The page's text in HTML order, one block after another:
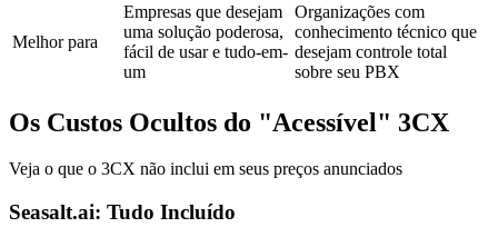
Melhor para
Empresas que desejam
uma solução poderosa,
fácil de usar e tudo-em-
um
Organizações com
conhecimento técnico que
desejam controle total
sobre seu PBX
Os Custos Ocultos do "Acessível" 3CX
Veja o que o 3CX não inclui em seus preços anunciados
Seasalt.ai: Tudo Incluído